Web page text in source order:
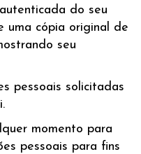
do seu
uma cópia original de
seu
pessoais solicitadas
momento para
pessoais para fins